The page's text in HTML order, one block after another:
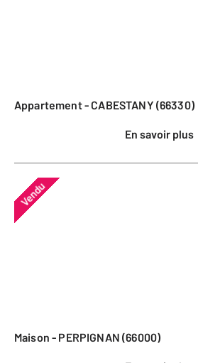
Appartement - CABESTANY (66330)
En savoir plus
Vendu
Maison - PERPIGNAN (66000)